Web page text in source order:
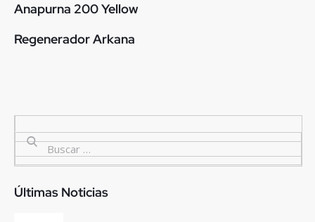
Anapurna 200 Yellow
Regenerador Arkana
Últimas Noticias